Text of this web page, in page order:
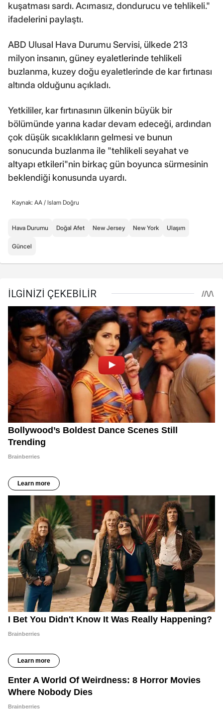
kuşatması sardı. Acımasız, dondurucu ve tehlikeli."
ifadelerini paylaştı.
ABD Ulusal Hava Durumu Servisi, ülkede 213
milyon insanın, güney eyaletlerinde tehlikeli
buzlanma, kuzey doğu eyaletlerinde de kar fırtınası
altında olduğunu açıkladı.
Yetkililer, kar fırtınasının ülkenin büyük bir
bölümünde yarına kadar devam edeceği, ardından
çok düşük sıcaklıkların gelmesi ve bunun
sonucunda buzlanma ile "tehlikeli seyahat ve
altyapı etkileri"nin birkaç gün boyunca sürmesinin
beklendiği konusunda uyardı.
Kaynak: AA / Islam Doğru
Hava Durumu Doğal Afet New Jersey New York Ulaşım
Güncel